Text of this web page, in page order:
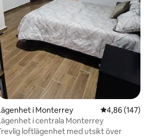
betyg, 199 omdömen
i Monterrey 4,86 av 5 i
4,86 (147)
i centrala Monterrey
loftlägenhet med utsikt över